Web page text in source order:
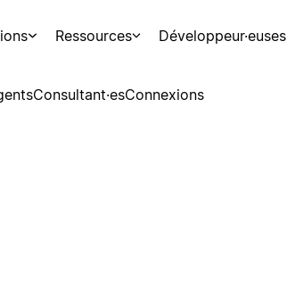
Ressources Développeur·euses
Consultant·esConnexions